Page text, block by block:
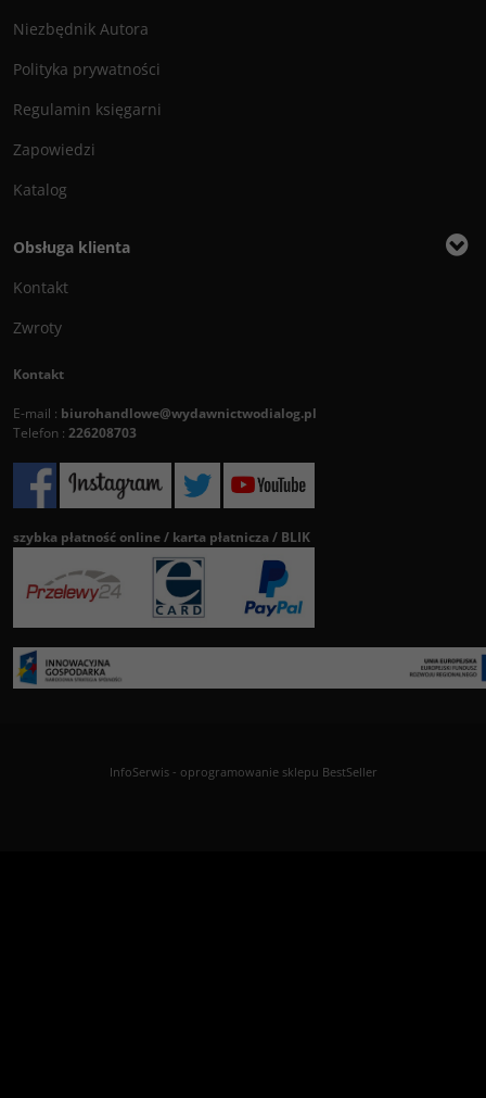
Niezbędnik Autora
Polityka prywatności
Regulamin księgarni
Zapowiedzi
Katalog
Obsługa klienta
Kontakt
Zwroty
Kontakt
E-mail : biurohandlowe@wydawnictwodialog.pl
Telefon : 226208703
szybka płatność online / karta płatnicza / BLIK
InfoSerwis- oprogramowanie sklepu BestSeller